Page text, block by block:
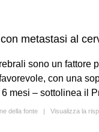
metastasi al
sono un fattore
con una
mesi – sottolinea il
della fonte | Visualizza la